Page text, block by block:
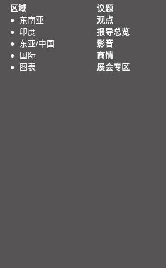
区域
● 东南亚
● 印度
● 东亚/中国
●
国际
●
图表
议题
观点
报导总览
影音
商情
展会专区